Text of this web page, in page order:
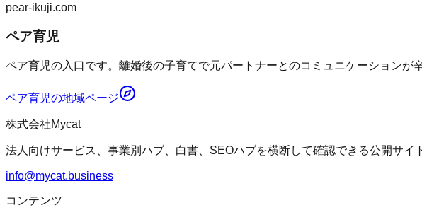
pear-ikuji.com
ペア育児
ペア育児の入口です。離婚後の子育てで元パートナーとのコミュニケーション
ペア育児の地域ページ
株式会社Mycat
法人向けサービス、事業別ハブ、白書、SEOハブを横断して確認できる公開サイ
info@mycat.business
コンテンツ